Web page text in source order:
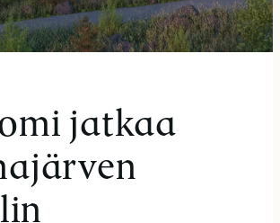
jatkaa